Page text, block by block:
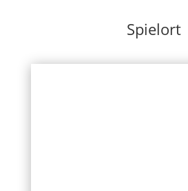
Spielort